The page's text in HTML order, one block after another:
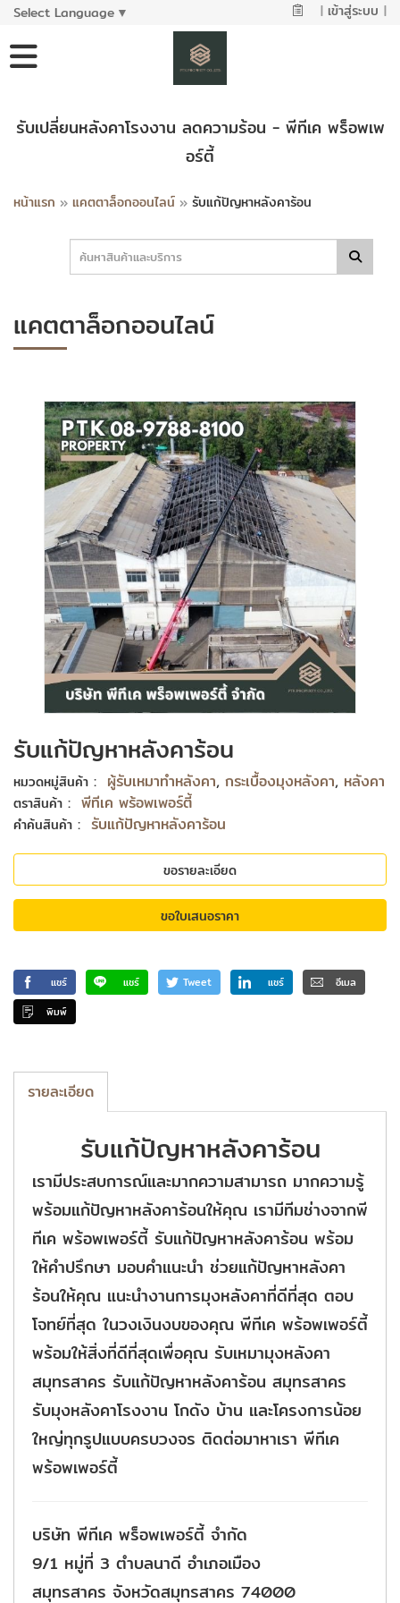
Select Language ▼ | เข้าสู่ระบบ |
รับเปลี่ยนหลังคาโรงงาน ลดความร้อน - พีทีเค พร็อพเพ
อร์ตี้
หน้าแรก » แคตตาล็อกออนไลน์ » รับแก้ปัญหาหลังคาร้อน
แคตตาล็อกออนไลน์
รับแก้ปัญหาหลังคาร้อน
หมวดหมู่สินค้า : ผู้รับเหมาทำหลังคา, กระเบื้องมุงหลังคา, หลังคา
ตราสินค้า : พีทีเค พร้อพเพอร์ตี้
คำค้นสินค้า : รับแก้ปัญหาหลังคาร้อน
ขอรายละเอียด
ขอใบเสนอราคา
แชร์ แชร์ Tweet แชร์
อีเมล
พิมพ์
รายละเอียด
รับแก้ปัญหาหลังคาร้อน
เรามีประสบการณ์และมากความสามารถ มากความรู้
พร้อมแก้ปัญหาหลังคาร้อนให้คุณ เรามีทีมช่างจากพี
ทีเค พร้อพเพอร์ตี้ รับแก้ปัญหาหลังคาร้อน พร้อม
ให้คำปรึกษา มอบคำแนะนำ ช่วยแก้ปัญหาหลังคา
ร้อนให้คุณ แนะนำงานการมุงหลังคาที่ดีที่สุด ตอบ
โจทย์ที่สุด ในวงเงินงบของคุณ พีทีเค พร้อพเพอร์ตี้
พร้อมให้สิ่งที่ดีที่สุดเพื่อคุณ รับเหมามุงหลังคา
สมุทรสาคร รับแก้ปัญหาหลังคาร้อน สมุทรสาคร
รับมุงหลังคาโรงงาน โกดัง บ้าน และโครงการน้อย
ใหญ่ทุกรูปแบบครบวงจร ติดต่อมาหาเรา พีทีเค
พร้อพเพอร์ตี้
บริษัท พีทีเค พร็อพเพอร์ตี้ จำกัด
9/1 หมู่ที่ 3 ตำบลนาดี อำเภอเมือง
สมุทรสาคร จังหวัดสมุทรสาคร 74000